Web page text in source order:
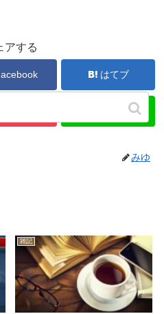
アする
はてブ
みゆ
雑記